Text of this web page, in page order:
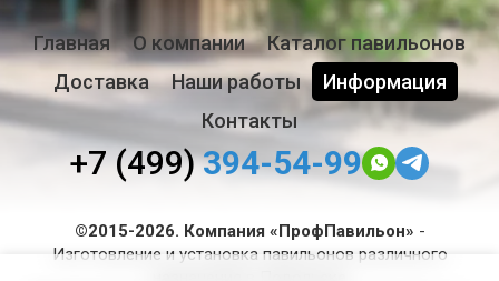
Главная О компании
Каталог павильонов
Доставка
Наши работы
Информация
Контакты
+7 (499)394-54-99
©2015-2026. Компания «ПрофПавильон» -
Изготовление и установка павильонов различного